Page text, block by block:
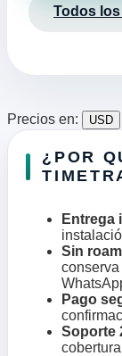
Todos
Precios en: USD
¿POR
Entrega
Sin
Pago
Soporte